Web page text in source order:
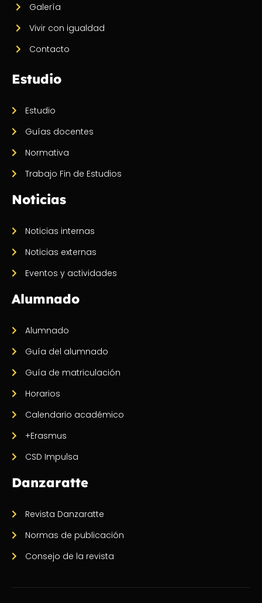
Galería
Vivir con igualdad
Contacto
Estudio
Estudio
Guías docentes
Normativa
Trabajo Fin de Estudios
Noticias
Noticias internas
Noticias externas
Eventos y actividades
Alumnado
Alumnado
Guía del alumnado
Guía de matriculación
Horarios
Calendario académico
+Erasmus
CSD Impulsa
Danzaratte
Revista Danzaratte
Normas de publicación
Consejo de la revista